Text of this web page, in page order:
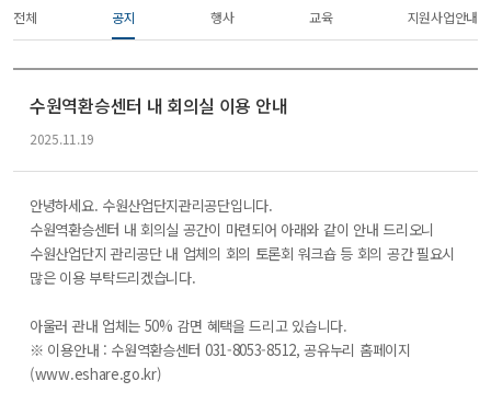
e
c
t
f
r
m
전체 공지 행사 교육 지원사업안내
수원역환승센터 내 회의실 이용 안내
2025.11.19
안녕하세요. 수원산업단지관리공단입니다.
수원역환승센터 내 회의실 공간이 마련되어 아래와 같이 안내 드리오니
수원산업단지 관리공단 내 업체의 회의 토론회 워크숍 등 회의 공간 필요시
많은 이용 부탁드리겠습니다.
아울러 관내 업체는 50% 감면 혜택을 드리고 있습니다.
※ 이용안내 : 수원역환승센터 031-8053-8512, 공유누리 홈페이지
(www.eshare.go.kr)